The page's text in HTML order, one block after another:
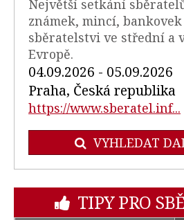
Největší setkání
známek, mincí,
sběratelstvi ve střední a
Evropě.
04.09.2026 - 05.09.2026
Praha, Česká republika
https://www.sberatel.inf...
VYHLEDAT
TIPY PRO